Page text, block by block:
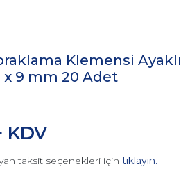
Klemensi Ayaklı
x 9 mm 20 Adet
KDV
taksit seçenekleri için tıklayın.